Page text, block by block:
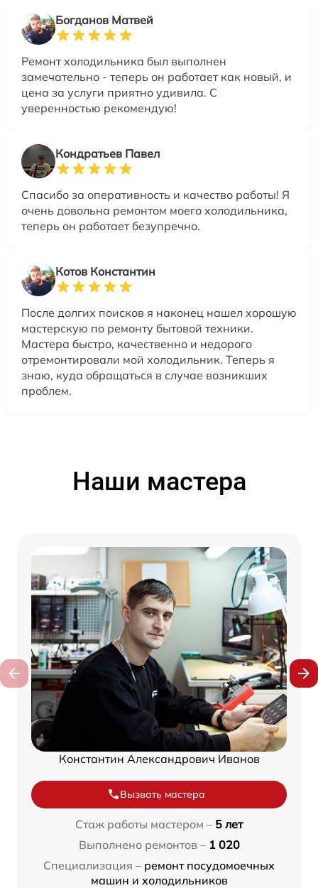
Богданов Матвей
Ремонт холодильника был выполнен
замечательно - теперь он работает как новый, и
цена за услуги приятно удивила. С
уверенностью рекомендую!
Кондратьев Павел
Спасибо за оперативность и качество работы! Я
очень довольна ремонтом моего холодильника,
теперь он работает безупречно.
Котов Константин
После долгих поисков я наконец нашел хорошую
мастерскую по ремонту бытовой техники.
Мастера быстро, качественно и недорого
отремонтировали мой холодильник. Теперь я
знаю, куда обращаться в случае возникших
проблем.
Наши мастера
Константин Александрович Иванов
Вызвать мастера
Стаж работы мастером – 5 лет
Выполнено ремонтов – 1 020
Специализация – ремонт посудомоечных
машин и холодильников